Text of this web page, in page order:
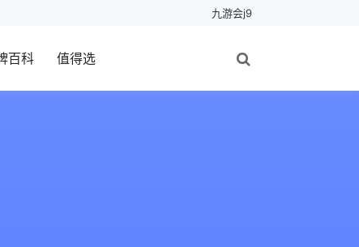
九游会j9
百科 值得选